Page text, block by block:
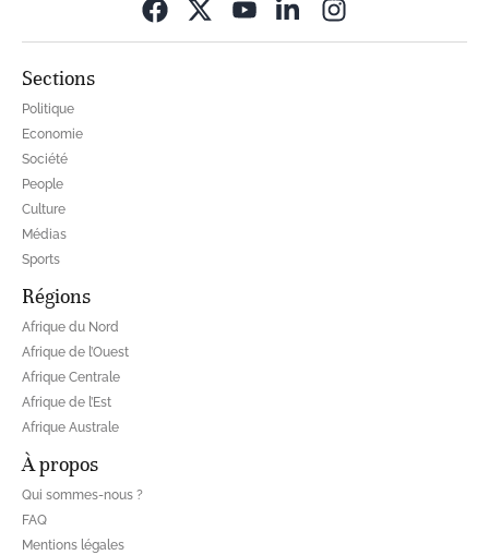
Sections
Politique
Economie
Société
People
Culture
Médias
Sports
Régions
Afrique du Nord
Afrique de l’Ouest
Afrique Centrale
Afrique de l’Est
Afrique Australe
À propos
Qui sommes-nous ?
FAQ
Mentions légales